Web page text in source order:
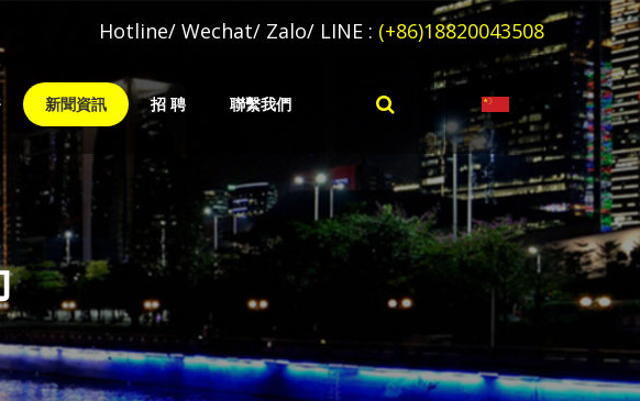
Hotline/ Wechat/ Zalo/ LINE : (+86)18820043508
交替传译
展会翻译
谈判口译
远程翻译
越南语网站搭建网站建设
新聞資訊 招 聘 聯繫我們